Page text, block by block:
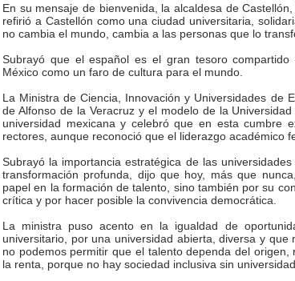
En su mensaje de bienvenida, la alcaldesa de
refirió a Castellón como una ciudad universitaria,
no cambia el mundo, cambia a las personas que lo
Subrayó que el español es el gran tesoro
México como un faro de cultura para el mundo.
La Ministra de Ciencia, Innovación y Universidades de
de Alfonso de la Veracruz y el modelo de la
universidad mexicana y celebró que en esta cumbre
rectores, aunque reconoció que el liderazgo académico
Subrayó la importancia estratégica de las
transformación profunda, dijo que hoy, más que
papel en la formación de talento, sino también por su
crítica y por hacer posible la convivencia democrática.
La ministra puso acento en la igualdad de
universitario, por una universidad abierta, diversa y
no podemos permitir que el talento dependa del
la renta, porque no hay sociedad inclusiva sin